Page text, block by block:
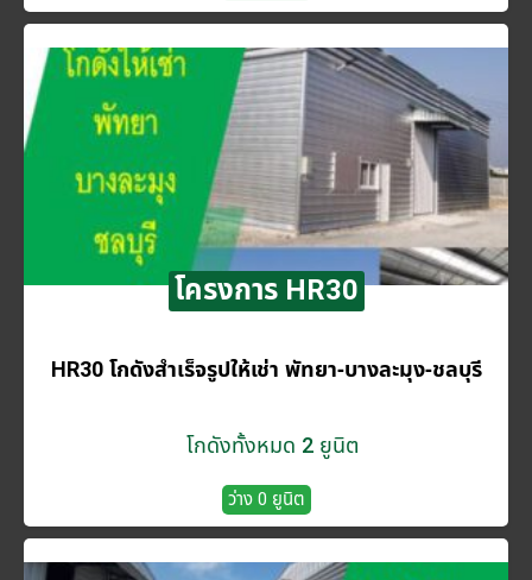
โครงการ HR30
HR30 โกดังสำเร็จรูปให้เช่า พัทยา-บางละมุง-ชลบุรี
โกดังทั้งหมด 2 ยูนิต
ว่าง 0 ยูนิต